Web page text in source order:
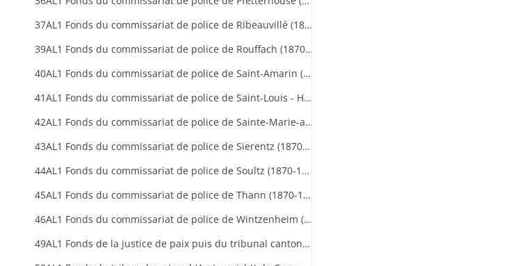
37AL1 Fonds du commissariat de police de Ribeauvillé (1870-1907)
39AL1 Fonds du commissariat de police de Rouffach (1870-1873)
40AL1 Fonds du commissariat de police de Saint-Amarin (1870-1896)
41AL1 Fonds du commissariat de police de Saint-Louis - Huningue (1870-1918)
42AL1 Fonds du commissariat de police de Sainte-Marie-aux-Mines (1870-1918)
43AL1 Fonds du commissariat de police de Sierentz (1870-1880)
44AL1 Fonds du commissariat de police de Soultz (1870-1880)
45AL1 Fonds du commissariat de police de Thann (1870-1907)
46AL1 Fonds du commissariat de police de Wintzenheim (1870-1871)
49AL1 Fonds de la justice de paix puis du tribunal cantonal d'Altkirch (Friedensgericht de 1871 à 1879 puis Amtsgericht de 1879 à 1918)